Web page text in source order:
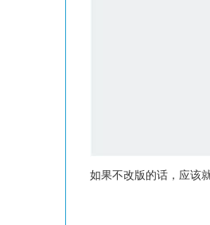
如果不改版的话，应该